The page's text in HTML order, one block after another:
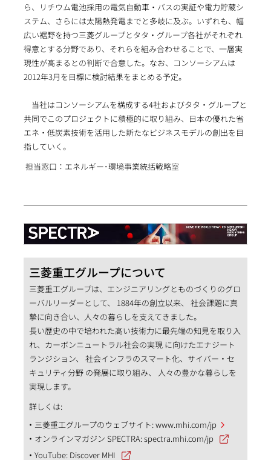
ら、リチウム電池採用の電気自動車・バスの実証や電力貯蔵シ
ステム、さらには太陽熱発電までと多岐に及ぶ。いずれも、幅
広い裾野を持つ三菱グループとタタ・グループ各社がそれぞれ
得意とする分野であり、それらを組み合わせることで、一層実
現性が高まるとの判断で合意した。なお、コンソーシアムは
2012年3月を目標に検討結果をまとめる予定。
当社はコンソーシアムを構成する4社およびタタ・グループと
共同でこのプロジェクトに積極的に取り組み、日本の優れた省
エネ・低炭素技術を活用した新たなビジネスモデルの創出を目
指していく。
担当窓口：エネルギー･環境事業統括戦略室
三菱重工グループについて
三菱重工グループは、エンジニアリングとものづくりのグロ
ーバルリーダーとして、 1884年の創立以来、 社会課題に真
摯に向き合い、人々の暮らしを支えてきました。
長い歴史の中で培われた高い技術力に最先端の知見を取り入
れ、カーボンニュートラル社会の実現 に向けたエナジート
ランジション、 社会インフラのスマート化、サイバー・セ
キュリティ分野 の発展に取り組み、 人々の豊かな暮らしを
実現します。
詳しくは:
三菱重工グループのウェブサイト:www.mhi.com/jp
オンラインマガジン SPECTRA:spectra.mhi.com/jp
YouTube: Discover MHI